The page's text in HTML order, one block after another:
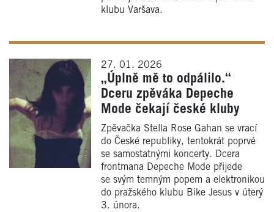
klubu Varšava.
27. 01. 2026
„Úplně mě to odpálilo.“
Dceru zpěváka Depeche
Mode čekají české kluby
Zpěvačka Stella Rose Gahan se vrací
do České republiky, tentokrát poprvé
se samostatnými koncerty. Dcera
frontmana Depeche Mode přijede
se svým temným popem a elektronikou
do pražského klubu Bike Jesus v úterý
3. února.